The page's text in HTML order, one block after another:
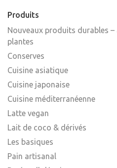
Produits
Nouveaux produits durables
plantes
Conserves
Cuisine asiatique
Cuisine japonaise
Cuisine méditerranéenne
Latte vegan
Lait de coco & dérivés
Les basiques
Pain artisanal